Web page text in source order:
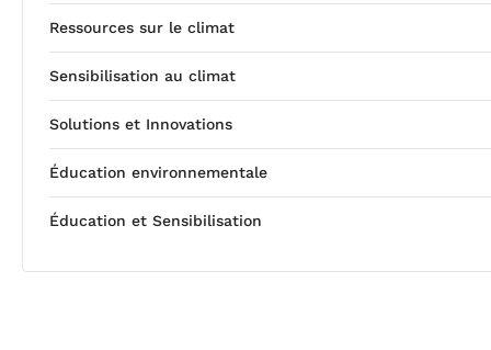
Ressources sur le climat
Sensibilisation au climat
Solutions et Innovations
Éducation environnementale
Éducation et Sensibilisation